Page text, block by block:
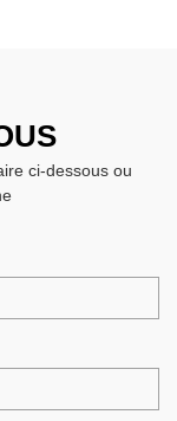
ci-dessous ou